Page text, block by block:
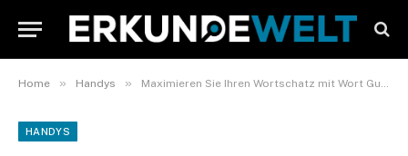
Home » Handys » Maximieren Sie Ihren Wortschatz mit Wort Guru Täglich:
HANDYS